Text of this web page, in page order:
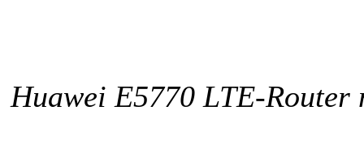
Huawei E5770 LTE-Router